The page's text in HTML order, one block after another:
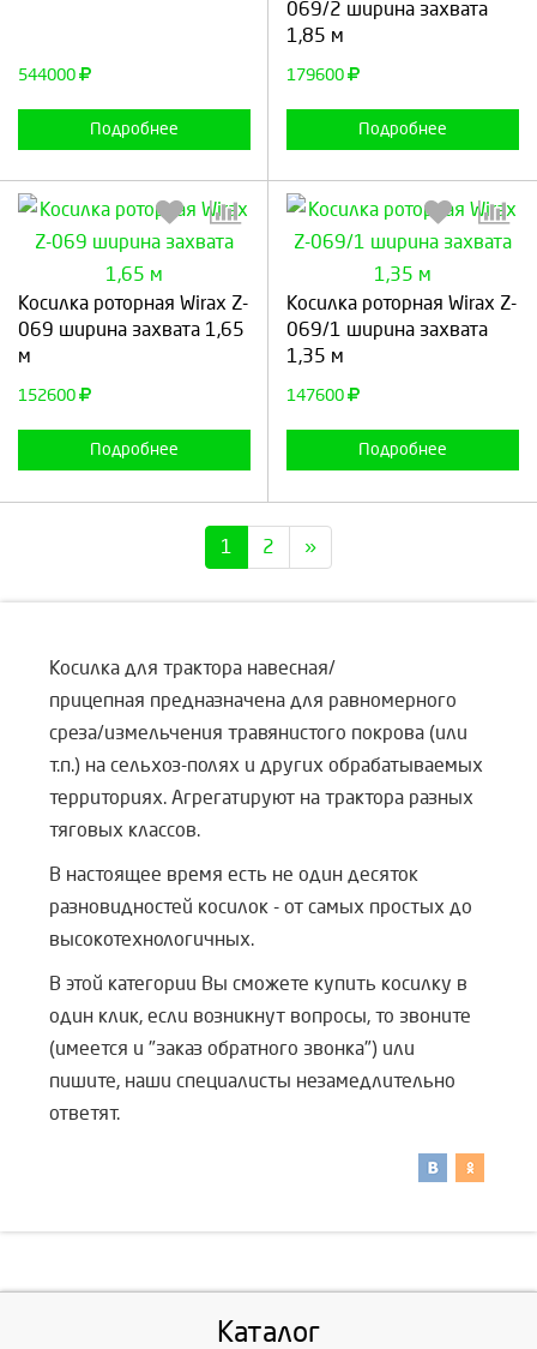
544000
Подробнее
Продолжить
069/2 ширина захвата
1,85 м
179600
Подробнее
Продолжить
Косилка роторная Wirax Z-
069 ширина захвата 1,65
м
152600
Подробнее
Выберите количество:
Продолжить
Косилка роторная Wirax Z-
069/1 ширина захвата
1,35 м
147600
Подробнее
Выберите количество:
Продолжить
1 2 »
Косилка для трактора навесная/
прицепная предназначена для равномерного
среза/измельчения травянистого покрова (или
т.п.) на сельхоз-полях и других обрабатываемых
территориях. Агрегатируют на трактора разных
тяговых классов.
В настоящее время есть не один десяток
разновидностей косилок - от самых простых до
высокотехнологичных.
В этой категории Вы сможете купить косилку в
один клик, если возникнут вопросы, то звоните
(имеется и "заказ обратного звонка") или
пишите, наши специалисты незамедлительно
ответят.
Каталог